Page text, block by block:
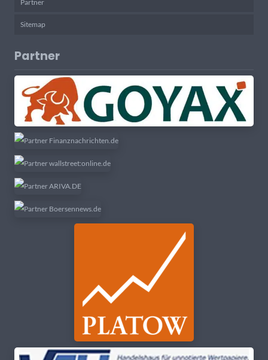
Partner
Sitemap
Partner